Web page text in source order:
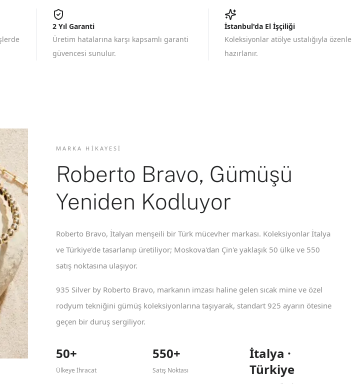
2 Yıl Garanti
Üretim hatalarına karşı kapsamlı garanti
güvencesi sunulur.
İstanbul'da El İşçiliği
Koleksiyonlar atölye ustalığıyla özenle
hazırlanır.
MARKA HIKAYESI
Roberto Bravo, Gümüşü
Yeniden Kodluyor
Roberto Bravo, İtalyan menşeili bir Türk mücevher markası. Koleksiyonlar İtalya
ve Türkiye'de tasarlanıp üretiliyor; Moskova'dan Çin'e yaklaşık 50 ülke ve 550
satış noktasına ulaşıyor.
935 Silver by Roberto Bravo, markanın imzası haline gelen sıcak mine ve özel
rodyum tekniğini gümüş koleksiyonlarına taşıyarak, standart 925 ayarın ötesine
geçen bir duruş sergiliyor.
50+
Ülkeye İhracat
550+
Satış Noktası
İtalya ·
Türkiye